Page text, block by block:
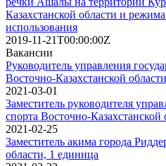
Казахстанской области и
использования
2019-11-21T00:00:00Z
Вакансии
Руководитель управления
Восточно-Казахстанской
2021-03-01
Заместитель руководителя
спорта Восточно-Казахстанской
2021-02-25
Заместитель акима города
области, 1 единица